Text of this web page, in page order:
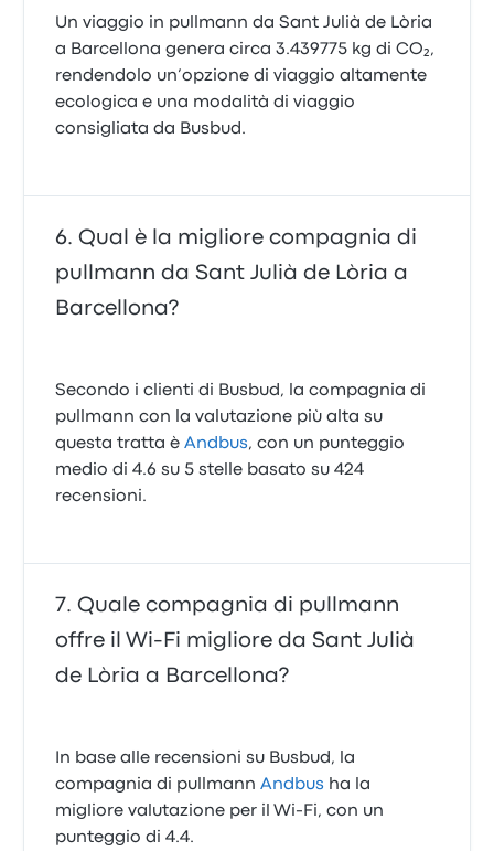
Un viaggio in pullmann da Sant Julià de Lòria
a Barcellona genera circa 3.439775 kg di CO₂,
rendendolo un’opzione di viaggio altamente
ecologica e una modalità di viaggio
consigliata da Busbud.
Qual è la migliore compagnia di
pullmann da Sant Julià de Lòria a
Barcellona?
Secondo i clienti di Busbud, la compagnia di
pullmann con la valutazione più alta su
questa tratta èAndbus, con un punteggio
medio di 4.6 su 5 stelle basato su 424
recensioni.
Quale compagnia di pullmann
offre il Wi‑Fi migliore da Sant Julià
de Lòria a Barcellona?
In base alle recensioni su Busbud, la
compagnia di pullmannAndbus ha la
migliore valutazione per il Wi-Fi, con un
punteggio di 4.4.